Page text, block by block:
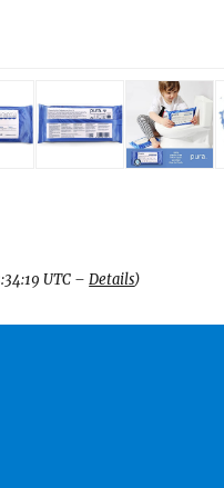
UTC – Details)